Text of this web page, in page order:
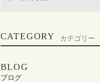
CATEGORY カテゴリー
BLOG
ブログ